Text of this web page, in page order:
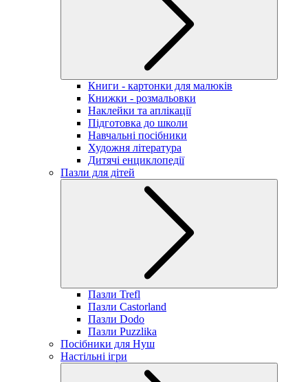
Книги - картонки для малюків
Книжки - розмальовки
Наклейки та аплікації
Підготовка до школи
Навчальні посібники
Художня література
Дитячі енциклопедії
Пазли для дітей
Пазли Trefl
Пазли Castorland
Пазли Dodo
Пазли Puzzlika
Посібники для Нуш
Настільні ігри